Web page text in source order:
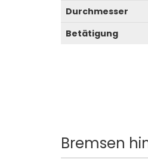
Durchmesser
Betätigung
Bremsen